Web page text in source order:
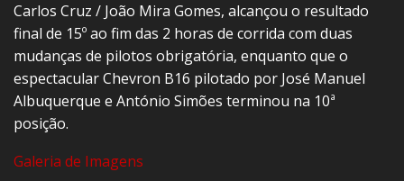
Carlos Cruz / João Mira Gomes, alcançou o resultado
final de 15º ao fim das 2 horas de corrida com duas
mudanças de pilotos obrigatória, enquanto que o
espectacular Chevron B16 pilotado por José Manuel
Albuquerque e António Simões terminou na 10ª
posição.
Galeria de Imagens